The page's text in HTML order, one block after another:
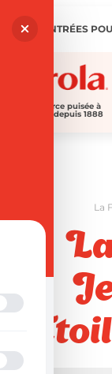
Aller
contenu
200 ENTRÉES
Eau de source puisée à
Ribeauvillé depuis 1888
La